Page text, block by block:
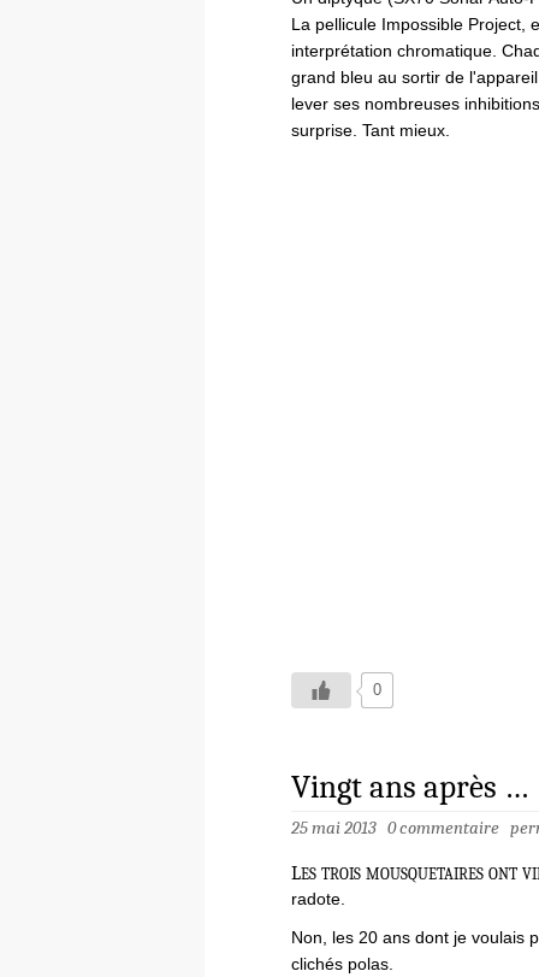
La pellicule Impossible Project,
interprétation chromatique.
grand bleu au sortir de
lever ses nombreuses
surprise. Tant mieux.
0
Vingt ans après …
25 mai 2013 0 commentaire
les trois mousquetaires ont
radote.
Non, les 20 ans dont je voulais
clichés polas.